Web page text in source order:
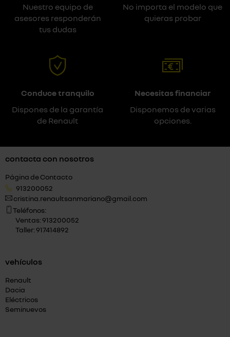
Nuestro equipo de
asesores responderán
tus dudas
No importa el modelo que
quieras probar
Conduce tranquilo
Dispones de la garantía
de Renault
Necesitas financiar
Disponemos de varias
opciones.
contacta con nosotros
Página de Contacto
913200052
cristina.renaultsanmariano@gmail.com
Teléfonos:
Ventas: 913200052
Taller: 917414892
vehículos
Renault
Dacia
Eléctricos
Seminuevos